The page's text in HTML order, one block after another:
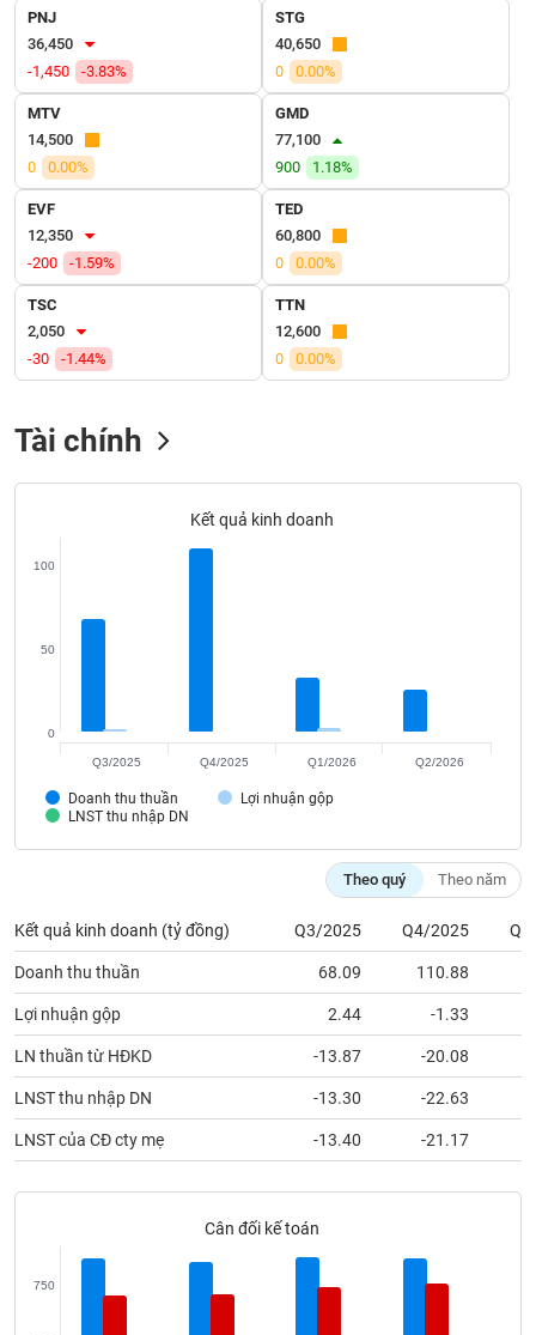
PNJ
36,450
-1,450
-3.83%
STG
40,650
0
0.00%
MTV
14,500
0
0.00%
GMD
77,100
900
1.18%
EVF
12,350
-200
-1.59%
TED
60,800
0
0.00%
TSC
2,050
-30
-1.44%
TTN
12,600
0
0.00%
Tài chính
Kết quả kinh doanh
Doanh thu thuần
Lợi nhuận gộp
LNST thu nhập DN
0
50
100
Q3/2025 Q4/2025 Q1/2026 Q2/2026
Theo quý Theo năm
Kết quả kinh doanh (tỷ đồng) Q3/2025 Q4/2025
Doanh thu thuần 68.09 110.88
Lợi nhuận gộp 2.44 -1.33
LN thuần từ HĐKD -13.87 -20.08
LNST thu nhập DN -13.30 -22.63
LNST của CĐ cty mẹ -13.40 -21.17
Cân đối kế toán
750
VỤ
THÔNG
TIỆN
ÍCH
BẤT
ĐỘNG
SẢN
Mã
chứng
Tất cả
(-)
Cổ đông lớn
tác
giả
(-)
cáo
phân
tích
(-)
Thuật